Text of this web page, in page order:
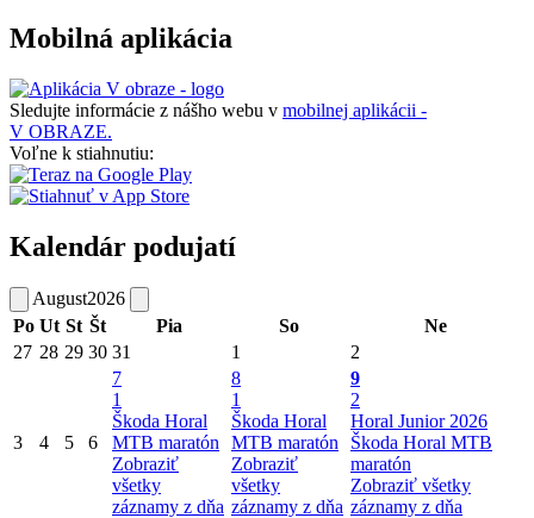
Mobilná aplikácia
Sledujte informácie z nášho webu v mobilnej aplikácii -
V OBRAZE.
Voľne k stiahnutiu:
Kalendár podujatí
August2026
Po Ut St Št Pia So
Ne
27 28 29 30 31 1 2
3 4 5 6
7
1
Škoda Horal
MTB maratón
Zobraziť
všetky
záznamy z dňa
8
1
Škoda Horal
MTB maratón
Zobraziť
všetky
záznamy z dňa
9
2
Horal Junior 2026
Škoda Horal MTB
maratón
Zobraziť všetky
záznamy z dňa